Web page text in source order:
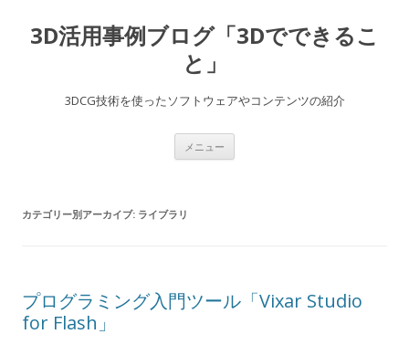
3D活用事例ブログ「3Dでできるこ
と」
3DCG技術を使ったソフトウェアやコンテンツの紹介
メニュー
カテゴリー別アーカイブ: ライブラリ
プログラミング入門ツール「Vixar Studio
for Flash」